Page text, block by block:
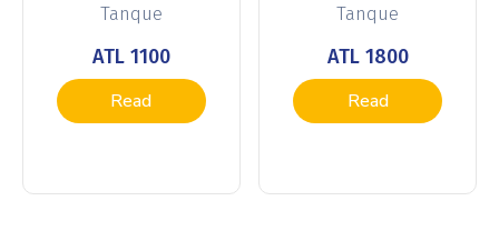
Tanque
ATL 1100
Read
Tanque
ATL 1800
Read